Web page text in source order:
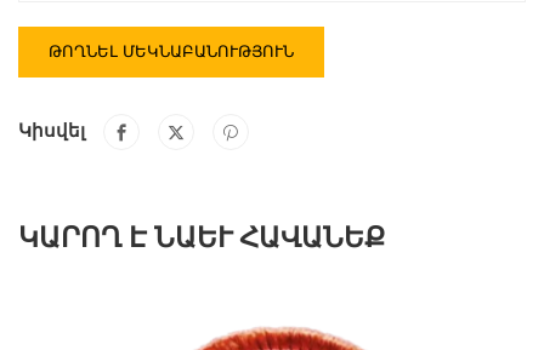
Կիսվել
ԿԱՐՈՂ Է ՆԱԵՒ ՀԱՎԱՆԵՔ